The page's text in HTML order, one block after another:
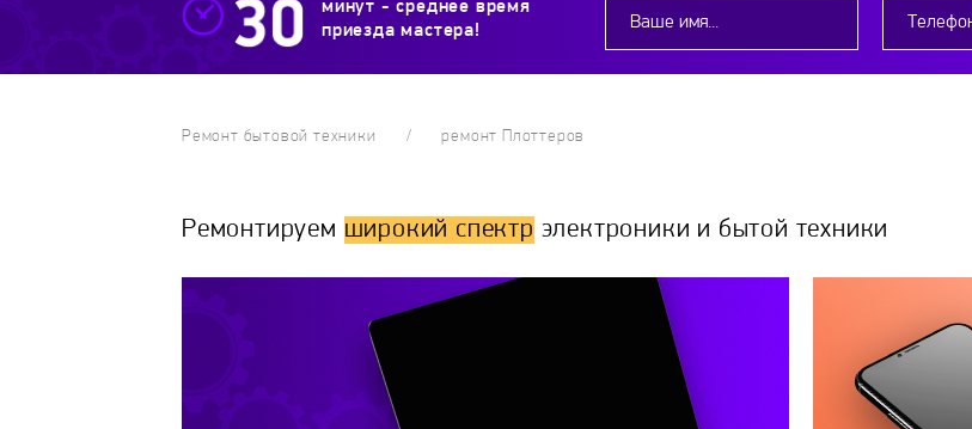
минут - среднее время
приезда мастера!
Ремонт бытовой техники ремонт Плоттеров
Ремонтируем широкий спектр электроники и бытой техники